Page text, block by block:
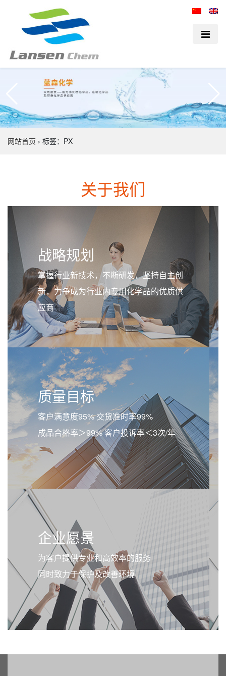
网站首页 › 标签：PX
关于我们
战略规划
掌握行业新技术，不断研发，坚持自主创
新，力争成为行业内专用化学品的优质供
应商
质量目标
客户满意度95% 交货准时率99%
成品合格率＞99% 客户投诉率＜3次/年
企业愿景
为客户提供专业和高效率的服务
同时致力于保护及改善环境